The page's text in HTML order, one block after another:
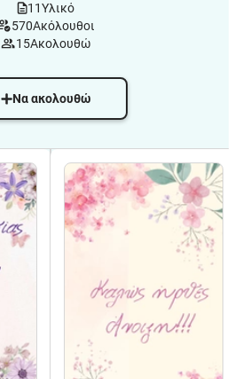
11Υλικό
570Ακόλουθοι
15Ακολουθώ
Να ακολουθώ